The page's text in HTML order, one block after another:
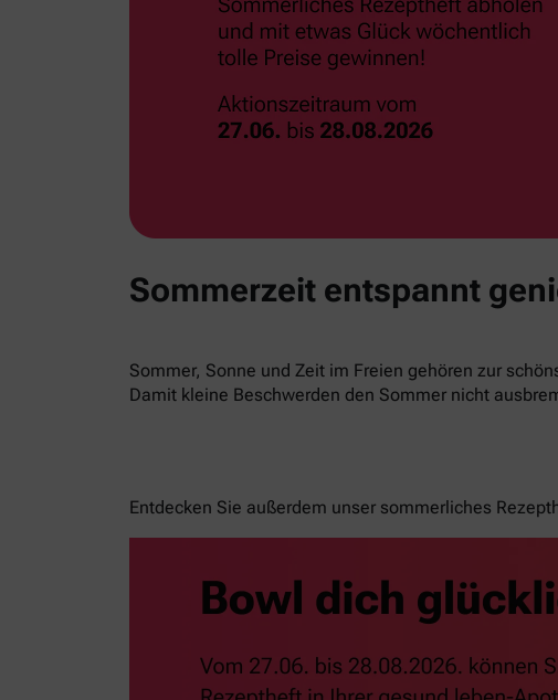
Sommerzeit entspannt
Sommer, Sonne und Zeit im Freien gehören zur
Damit kleine Beschwerden den Sommer nicht
Entdecken Sie außerdem unser sommerliches